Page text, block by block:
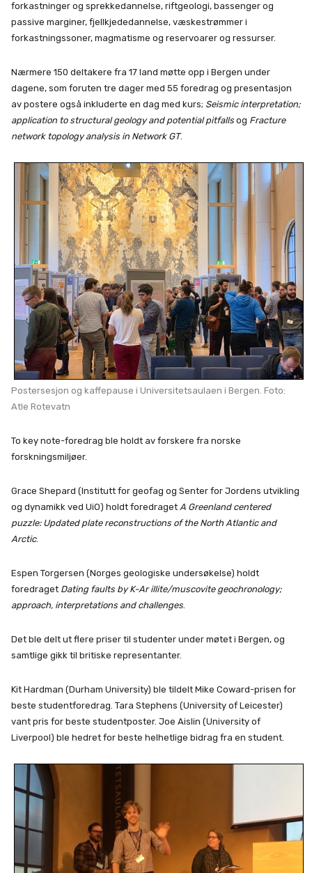
forkastninger og sprekkedannelse, riftgeologi, bassenger og
passive marginer, fjellkjededannelse, væskestrømmer i
forkastningssoner, magmatisme og reservoarer og ressurser.
Nærmere 150 deltakere fra 17 land møtte opp i Bergen under
dagene, som foruten tre dager med 55 foredrag og presentasjon
av postere også inkluderte en dag med kurs; Seismic interpretation;
application to structural geology and potential pitfalls og Fracture
network topology analysis in Network GT.
Postersesjon og kaffepause i Universitetsaulaen i Bergen. Foto:
Atle Rotevatn
To key note-foredrag ble holdt av forskere fra norske
forskningsmiljøer.
Grace Shepard (Institutt for geofag og Senter for Jordens utvikling
og dynamikk ved UiO) holdt foredraget A Greenland centered
puzzle: Updated plate reconstructions of the North Atlantic and
Arctic.
Espen Torgersen (Norges geologiske undersøkelse) holdt
foredraget Dating faults by K-Ar illite/muscovite geochronology;
approach, interpretations and challenges.
Det ble delt ut flere priser til studenter under møtet i Bergen, og
samtlige gikk til britiske representanter.
Kit Hardman (Durham University) ble tildelt Mike Coward-prisen for
beste studentforedrag. Tara Stephens (University of Leicester)
vant pris for beste studentposter. Joe Aislin (University of
Liverpool) ble hedret for beste helhetlige bidrag fra en student.